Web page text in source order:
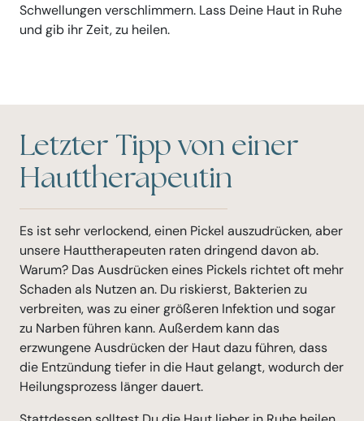
Schwellungen verschlimmern. Lass Deine Haut in Ruhe
und gib ihr Zeit, zu heilen.
Letzter Tipp von einer
Hauttherapeutin
Es ist sehr verlockend, einen Pickel auszudrücken, aber
unsere Hauttherapeuten raten dringend davon ab.
Warum? Das Ausdrücken eines Pickels richtet oft mehr
Schaden als Nutzen an. Du riskierst, Bakterien zu
verbreiten, was zu einer größeren Infektion und sogar
zu Narben führen kann. Außerdem kann das
erzwungene Ausdrücken der Haut dazu führen, dass
die Entzündung tiefer in die Haut gelangt, wodurch der
Heilungsprozess länger dauert.